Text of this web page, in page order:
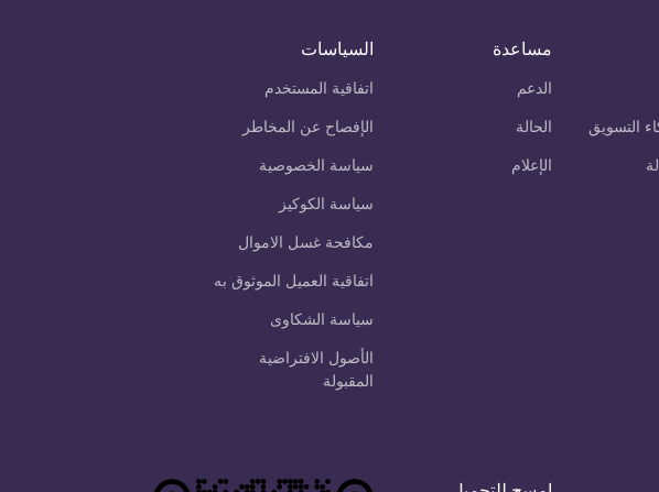
التسويق
مساعدة
الدعم
الحالة
الإعلام
السياسات
اتفاقية المستخدم
الإفصاح عن المخاطر
سياسة الخصوصية
سياسة الكوكيز
مكافحة غسل الاموال
اتفاقية العميل الموثوق به
سياسة الشكاوى
الأصول الافتراضية
المقبولة